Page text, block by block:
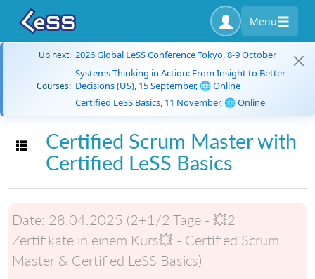
Menu
Up next: 2026 Global LeSS Conference Tokyo, 8-9 October
Courses:
Systems Thinking in Action: From Insight to Better
Decisions (US), 15 September, 🌐 Online
Certified LeSS Basics, 11 November, 🌐 Online
Toggle navigation
Certified Scrum Master with
Certified LeSS Basics
Date: 28.04.2025 (2+1/2 Tage - 💥2
Zertifikate in einem Kurs💥 - Certified Scrum
Master & Certified LeSS Basics)